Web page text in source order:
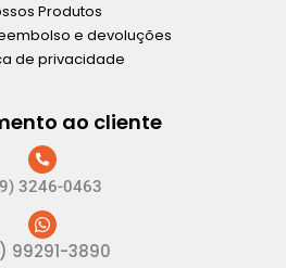
Produtos
e devoluções
de privacidade
ao cliente
3246-0463
99291-3890